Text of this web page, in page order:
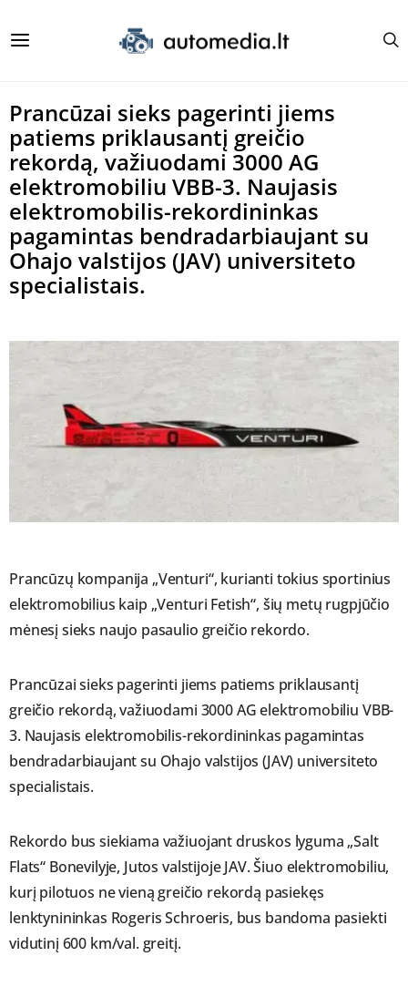
Prancūzai sieks pagerinti jiems
patiems priklausantį greičio
rekordą, važiuodami 3000 AG
elektromobiliu VBB-3. Naujasis
elektromobilis-rekordininkas
pagamintas bendradarbiaujant su
Ohajo valstijos (JAV) universiteto
specialistais.
Prancūzų kompanija „Venturi“, kurianti tokius sportinius
elektromobilius kaip „Venturi Fetish“, šių metų rugpjūčio
mėnesį sieks naujo pasaulio greičio rekordo.
Prancūzai sieks pagerinti jiems patiems priklausantį
greičio rekordą, važiuodami 3000 AG elektromobiliu VBB-
3. Naujasis elektromobilis-rekordininkas pagamintas
bendradarbiaujant su Ohajo valstijos (JAV) universiteto
specialistais.
Rekordo bus siekiama važiuojant druskos lyguma „Salt
Flats“ Bonevilyje, Jutos valstijoje JAV. Šiuo elektromobiliu,
kurį pilotuos ne vieną greičio rekordą pasiekęs
lenktynininkas Rogeris Schroeris, bus bandoma pasiekti
vidutinį 600 km/val. greitį.